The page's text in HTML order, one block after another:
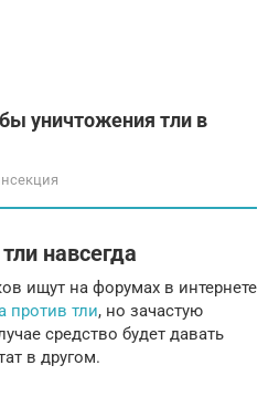
уничтожения тли в
навсегда
ищут на форумах в интернете
против тли, но зачастую
средство будет давать
в другом.